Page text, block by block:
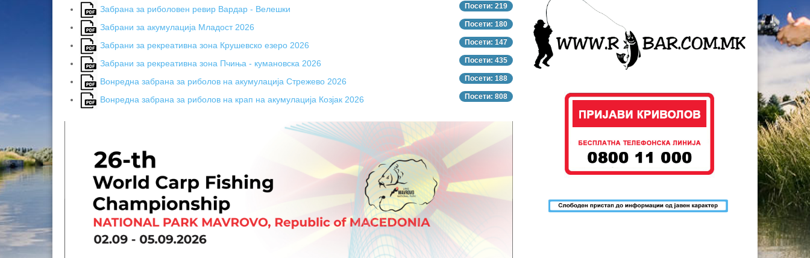
Посети: 219
Забрана за риболовен ревир Вардар - Велешки
Посети: 180
Забрани за акумулација Младост 2026
Посети: 147
Забрани за рекреативна зона Крушевско езеро 2026
Посети: 435
Забрани за рекреативна зона Пчиња - кумановска 2026
Посети: 188
Вонредна забрана за риболов на акумулација Стрежево 2026
Посети: 808
Вонредна забрана за риболов на крап на акумулација Козјак 2026